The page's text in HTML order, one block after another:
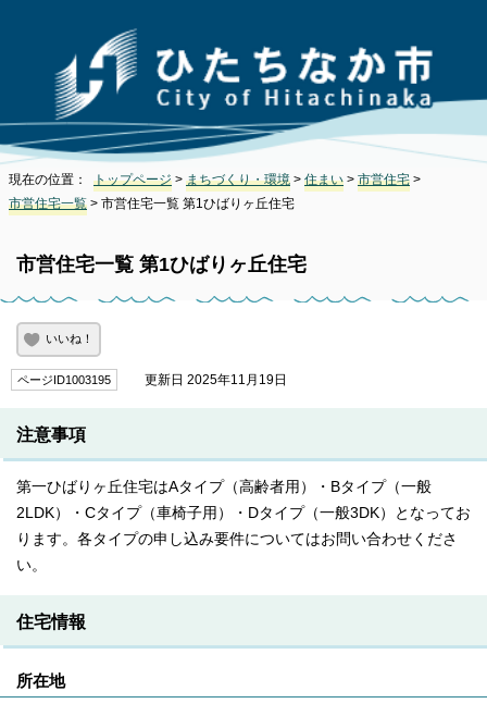
現在の位置： トップページ > まちづくり・環境 > 住まい > 市営住宅 >
市営住宅一覧 > 市営住宅一覧 第1ひばりヶ丘住宅
市営住宅一覧 第1ひばりヶ丘住宅
いいね！
ページID1003195 更新日 2025年11月19日
注意事項
第一ひばりヶ丘住宅はAタイプ（高齢者用）・Bタイプ（一般
2LDK）・Cタイプ（車椅子用）・Dタイプ（一般3DK）となってお
ります。各タイプの申し込み要件についてはお問い合わせくださ
い。
住宅情報
所在地